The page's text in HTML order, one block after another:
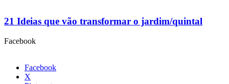
21 Ideias que vão transformar o jardim/quintal
Facebook
Facebook
X